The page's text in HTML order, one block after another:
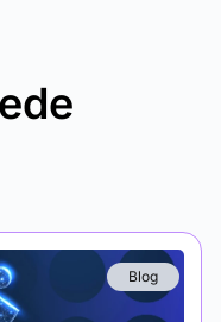
Blog